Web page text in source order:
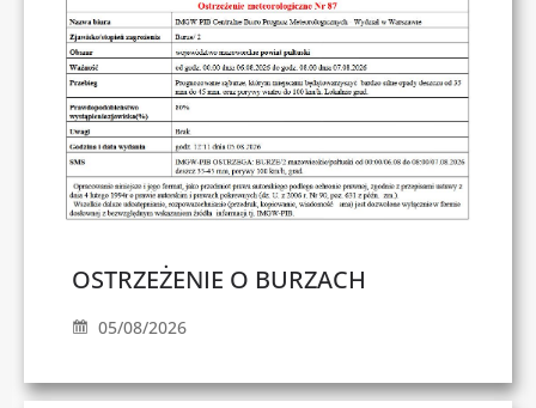
OSTRZEŻENIE O BURZACH
05/08/2026